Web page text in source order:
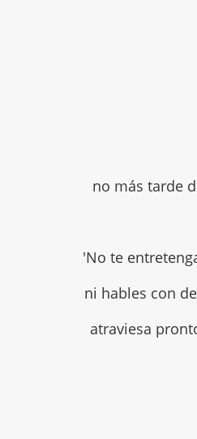
no más tarde
'No te
ni hables con
atraviesa